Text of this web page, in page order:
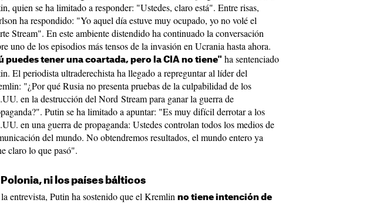
quien se ha limitado a responder: "Ustedes, claro está". Entre risas,
ha respondido: "Yo aquel día estuve muy ocupado, yo no volé el
Stream". En este ambiente distendido ha continuado la conversación
uno de los episodios más tensos de la invasión en Ucrania hasta ahora.
puedes tener una coartada, pero la CIA no tiene" ha sentenciado
El periodista ultraderechista ha llegado a repreguntar al líder del
"¿Por qué Rusia no presenta pruebas de la culpabilidad de los
en la destrucción del Nord Stream para ganar la guerra de
Putin se ha limitado a apuntar: "Es muy difícil derrotar a los
en una guerra de propaganda: Ustedes controlan todos los medios de
del mundo. No obtendremos resultados, el mundo entero ya
claro lo que pasó".
Polonia, ni los países bálticos
entrevista, Putin ha sostenido que el Kremlin no tiene intención de